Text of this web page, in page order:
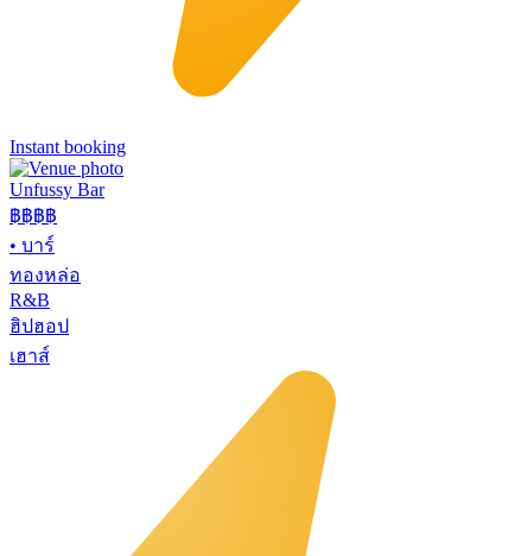
Instant booking
Unfussy Bar
฿฿฿฿
• บาร์
ทองหล่อ
R&B
ฮิปฮอป
เฮาส์